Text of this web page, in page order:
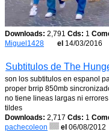
Downloads: 2,791 Cds: 1
Miguel1428
el 14/03/2016
Subtitulos de The
son los subtitulos en espanol
proper brrip 850mb
no tiene lineas largas ni
tildes
Downloads: 2,717 Cds: 1
pachecoleon
el 06/08/2012